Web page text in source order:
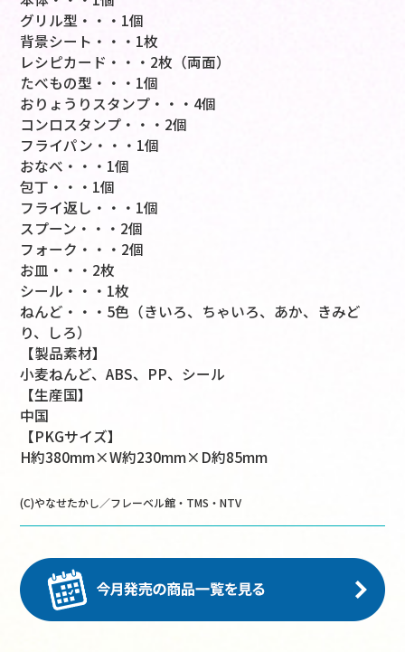
グリル型・・・1個
背景シート・・・1枚
レシピカード・・・2枚（両面）
たべもの型・・・1個
おりょうりスタンプ・・・4個
コンロスタンプ・・・2個
フライパン・・・1個
おなべ・・・1個
包丁・・・1個
フライ返し・・・1個
スプーン・・・2個
フォーク・・・2個
お皿・・・2枚
シール・・・1枚
ねんど・・・5色（きいろ、ちゃいろ、あか、きみど
り、しろ）
【製品素材】
小麦ねんど、ABS、PP、シール
【生産国】
中国
【PKGサイズ】
H約380mm×W約230mm×D約85mm
(C)やなせたかし／フレーベル館・TMS・NTV